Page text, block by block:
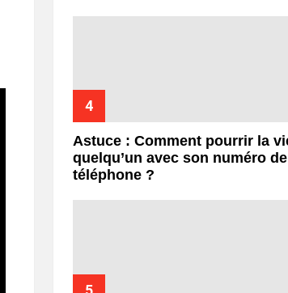
Astuce : Comment pourrir la
quelqu’un avec son numéro de
téléphone ?